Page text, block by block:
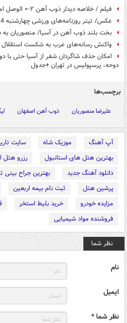
فیلم / خلاصه دیدار ذوب آهن ۲-۰ الوصل امارات
عکس/ تیتر روزنامه‌های ورزشی چهارشنبه 4 اردیبهشت
بخت بلند ذوب آهن در آسیا/ منصوریان به
واکنش رسانه‌های عرب به شکست استقلال
امکان حذف شاگردان شفر از آسیا حتی با
دوحه، پرسپولیس در تهران +جدول
برچسب‌ها
علیرضا منصوریان ذوب آهن اصفهان
آپ آهنگ موزیک شاه
سایت
بهترین هتل های استانبول
رزرو هتل
دانلود آهنگ جدید
بهترین جراح بینی
پرشین هتل
ثبت نام بیمه اربعین
مزایده خودرو
خرید بلیط استخر
فروشنده مواد شیمیایی
نظر شما
نام
ایمیل
نظر شما *